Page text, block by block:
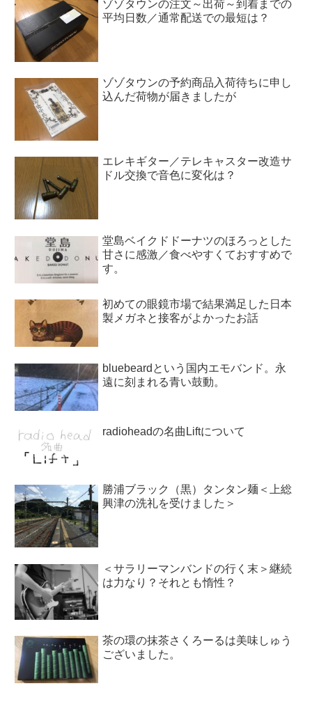
ゾゾタウンの注文～出荷～到着までの
平均日数／通常配送での最短は？
ゾゾタウンの予約商品入荷待ちに申し
込んだ荷物が届きましたが
エレキギター／テレキャスター改造サ
ドル交換で音色に変化は？
堂島ベイクドドーナツのほろっとした
甘さに感激／食べやすくておすすめで
す。
初めての眼鏡市場で結果満足した日本
製メガネと接客がよかったお話
bluebeardという国内エモバンド。永
遠に刻まれる青い鼓動。
radioheadの名曲Liftについて
勝浦ブラック（黒）タンタン麺＜上総
興津の洗礼を受けました＞
＜サラリーマンバンドの行く末＞継続
は力なり？それとも惰性？
茶の環の抹茶さくろーるは美味しゅう
ございました。